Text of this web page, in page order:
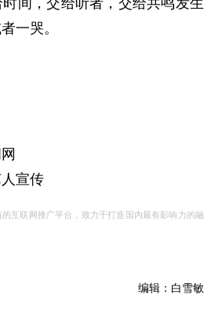
，交给听者，交给共鸣发生
一哭。
宣传
互联网推广平台，致力于打造国内最有影响力的融
编辑： 白雪敏